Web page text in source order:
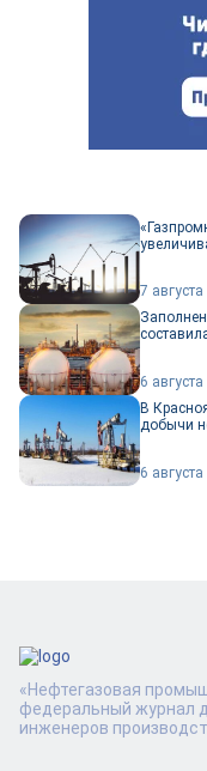
7
6
В
добычи
6
«Нефтегазовая
федеральный журнал
инженеров